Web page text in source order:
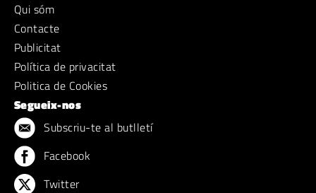
Qui sóm
Contacte
Publicitat
Política de privacitat
Politica de Cookies
Segueix-nos
Subscriu-te al butlletí
Facebook
Twitter